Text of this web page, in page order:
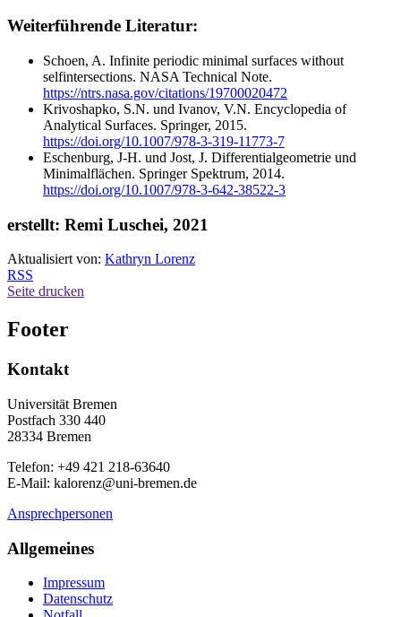
Weiterführende Literatur:
Schoen, A. Infinite periodic minimal surfaces without
selfintersections. NASA Technical Note.
https://ntrs.nasa.gov/citations/19700020472
Krivoshapko, S.N. und Ivanov, V.N. Encyclopedia of
Analytical Surfaces. Springer, 2015.
https://doi.org/10.1007/978-3-319-11773-7
Eschenburg, J-H. und Jost, J. Differentialgeometrie und
Minimalflächen. Springer Spektrum, 2014.
https://doi.org/10.1007/978-3-642-38522-3
erstellt: Remi Luschei, 2021
Aktualisiert von: Kathryn Lorenz
RSS
Seite drucken
Footer
Kontakt
Universität Bremen
Postfach 330 440
28334 Bremen
Telefon: +49 421 218-63640
E-Mail: kalorenz@uni-bremen.de
Ansprechpersonen
Allgemeines
Impressum
Datenschutz